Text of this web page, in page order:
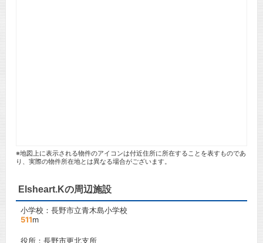
※地図上に表示される物件のアイコンは付近住所に所在することを表すものであ
り、実際の物件所在地とは異なる場合がございます。
Elsheart.Kの周辺施設
小学校：長野市立青木島小学校
511m
役所：長野市更北支所